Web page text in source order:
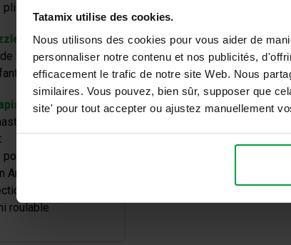
Tatamix utilise des cookies.
Nous utilisons des cookies pour vous aider de
personnaliser notre contenu et nos publicités,
efficacement le trafic de notre site Web. Nous
similaires. Vous pouvez, bien sûr, supposer que
site' pour tout accepter ou ajustez manuellement
bébé
tapis de puzzle
Fitness et
la maison
Artificiel
Murales
roulable
36,33
Détails